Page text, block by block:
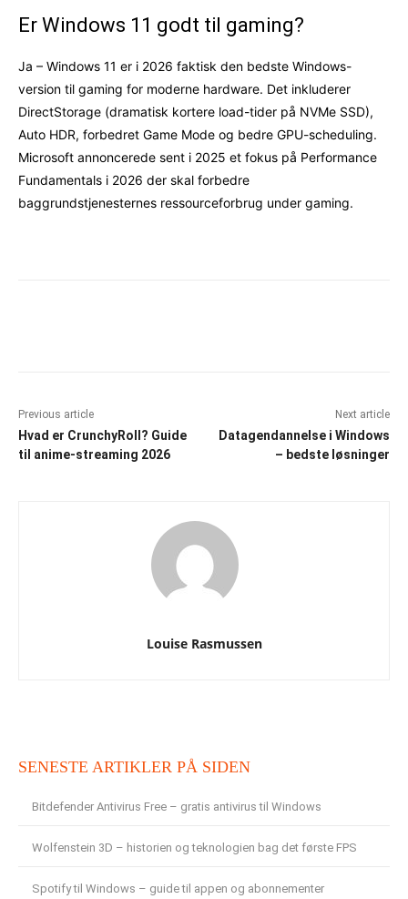
Er Windows 11 godt til gaming?
Ja – Windows 11 er i 2026 faktisk den bedste Windows-
version til gaming for moderne hardware. Det inkluderer
DirectStorage (dramatisk kortere load-tider på NVMe SSD),
Auto HDR, forbedret Game Mode og bedre GPU-scheduling.
Microsoft annoncerede sent i 2025 et fokus på Performance
Fundamentals i 2026 der skal forbedre
baggrundstjenesternes ressourceforbrug under gaming.
Previous article
Hvad er CrunchyRoll? Guide
til anime-streaming 2026
Next article
Datagendannelse i Windows
– bedste løsninger
Louise Rasmussen
SENESTE ARTIKLER PÅ SIDEN
Bitdefender Antivirus Free – gratis antivirus til Windows
Wolfenstein 3D – historien og teknologien bag det første FPS
Spotify til Windows – guide til appen og abonnementer